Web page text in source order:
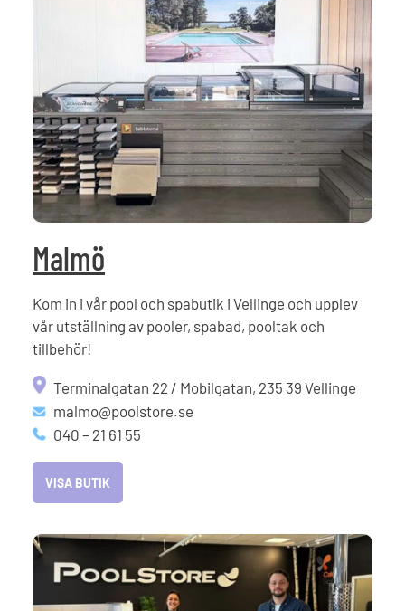
Malmö
Kom in i vår pool och spabutik i Vellinge och upplev
vår utställning av pooler, spabad, pooltak och
tillbehör!
Terminalgatan 22 / Mobilgatan, 235 39 Vellinge
malmo@poolstore.se
040 – 21 61 55
VISA BUTIK